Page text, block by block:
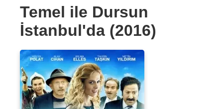
Temel ile Dursun
İstanbul'da (2016)